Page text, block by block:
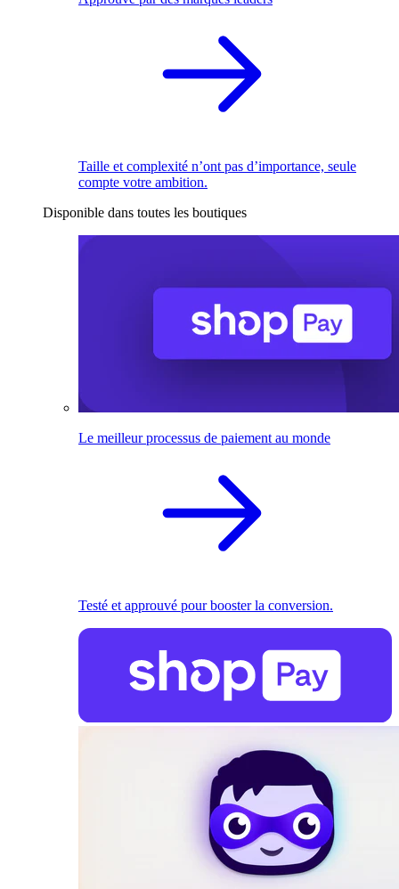
Taille et complexité n’ont pas d’importance, seule
compte votre ambition.
Disponible dans toutes les boutiques
Le meilleur processus de paiement au monde
Testé et approuvé pour booster la conversion.